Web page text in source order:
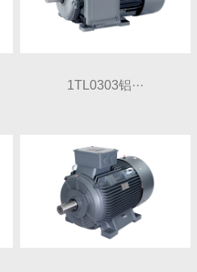
1TL0303铝···